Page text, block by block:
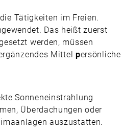
Tätigkeiten im Freien.
Das heißt zuerst
werden, müssen
Mittel persönliche
Sonneneinstrahlung
Überdachungen oder
auszustatten.